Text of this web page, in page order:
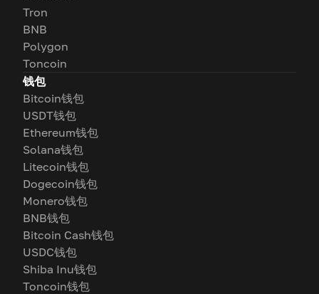
Tron
BNB
Polygon
Toncoin
钱包
Bitcoin钱包
USDT钱包
Ethereum钱包
Solana钱包
Litecoin钱包
Dogecoin钱包
Monero钱包
BNB钱包
Bitcoin Cash钱包
USDC钱包
Shiba Inu钱包
Toncoin钱包